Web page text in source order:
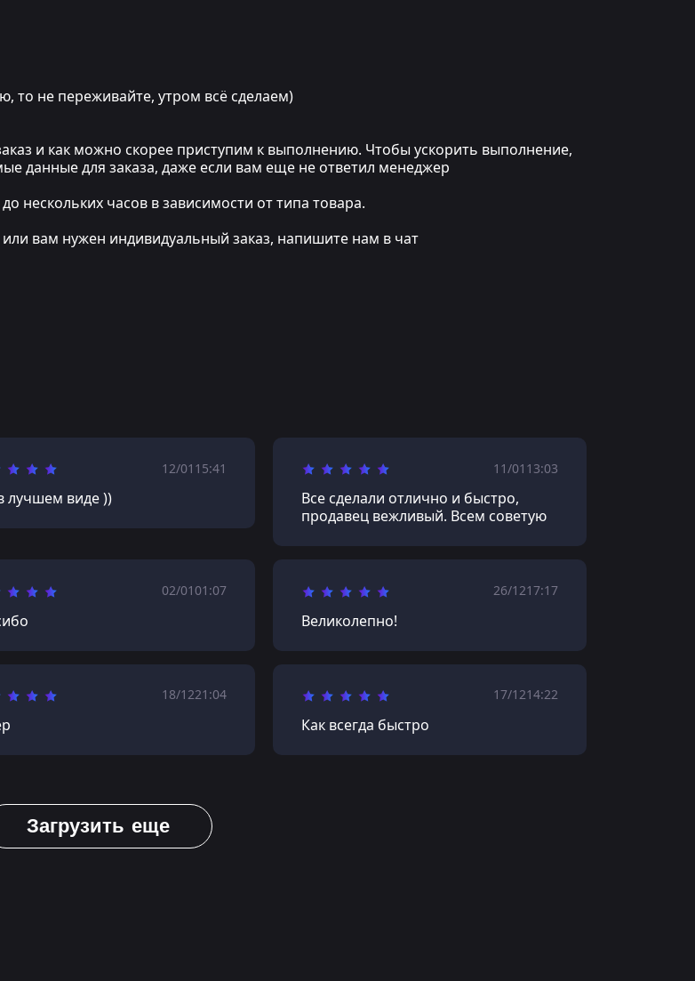
то не переживайте, утром всё сделаем)
и как можно скорее приступим к выполнению. Чтобы ускорить выполнение,
данные для заказа, даже если вам еще не ответил менеджер
часов в зависимости от типа товара.
вам нужен индивидуальный заказ, напишите нам в чат
12/01 15:41
лучшем виде ))
11/01 13:03
Все сделали отлично и быстро,
продавец вежливый. Всем советую
02/0101:07 26/1217:17
Великолепно!
18/1221:04 17/1214:22
Как всегда быстро
Загрузить еще